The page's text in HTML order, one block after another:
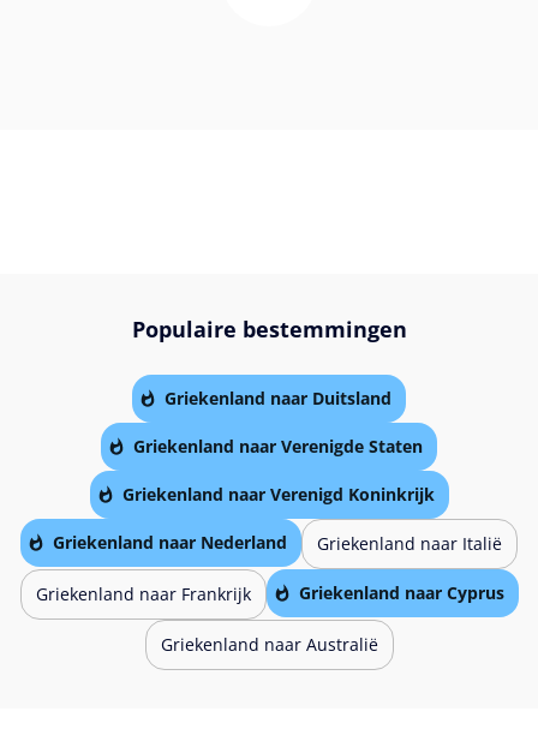
Populaire bestemmingen
Griekenland naar Duitsland
Griekenland naar Verenigde Staten
Griekenland naar Verenigd Koninkrijk
Griekenland naar Nederland Griekenland naar Italië
Griekenland naar Frankrijk Griekenland naar Cyprus
Griekenland naar Australië